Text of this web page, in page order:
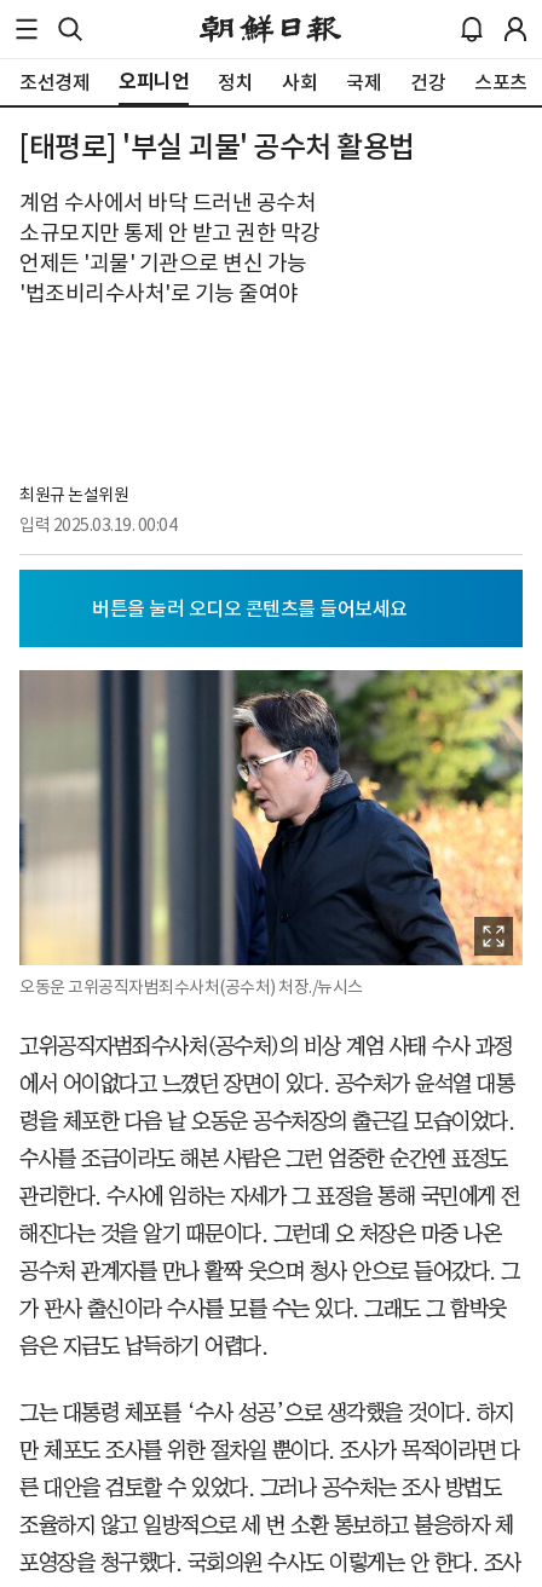
조선경제 오피니언 정치 사회 국제 건강 스포츠
[태평로] '부실 괴물' 공수처 활용법
계엄 수사에서 바닥 드러낸 공수처
소규모지만 통제 안 받고 권한 막강
언제든 '괴물' 기관으로 변신 가능
'법조비리수사처'로 기능 줄여야
최원규 논설위원
입력 2025.03.19. 00:04
오동운 고위공직자범죄수사처(공수처) 처장./뉴시스
고위공직자범죄수사처(공수처)의 비상 계엄 사태 수사 과정
에서 어이없다고 느꼈던 장면이 있다. 공수처가 윤석열 대통
령을 체포한 다음 날 오동운 공수처장의 출근길 모습이었다.
수사를 조금이라도 해본 사람은 그런 엄중한 순간엔 표정도
관리한다. 수사에 임하는 자세가 그 표정을 통해 국민에게 전
해진다는 것을 알기 때문이다. 그런데 오 처장은 마중 나온
공수처 관계자를 만나 활짝 웃으며 청사 안으로 들어갔다. 그
가 판사 출신이라 수사를 모를 수는 있다. 그래도 그 함박웃
음은 지금도 납득하기 어렵다.
그는 대통령 체포를 ‘수사 성공’으로 생각했을 것이다. 하지
만 체포도 조사를 위한 절차일 뿐이다. 조사가 목적이라면 다
른 대안을 검토할 수 있었다. 그러나 공수처는 조사 방법도
조율하지 않고 일방적으로 세 번 소환 통보하고 불응하자 체
포영장을 청구했다. 국회의원 수사도 이렇게는 안 한다. 조사